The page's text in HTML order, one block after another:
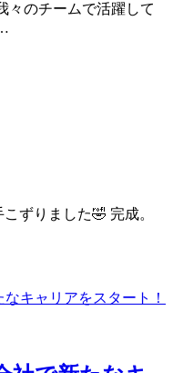
々のチームで活躍して
ずりました🤣 完成。